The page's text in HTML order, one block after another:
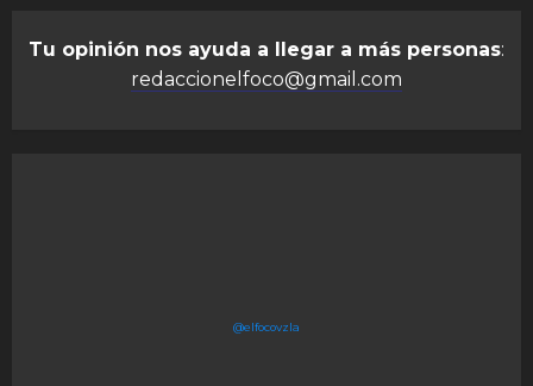
Tu opinión nos ayuda a llegar a más personas:
redaccionelfoco@gmail.com
@elfocovzla